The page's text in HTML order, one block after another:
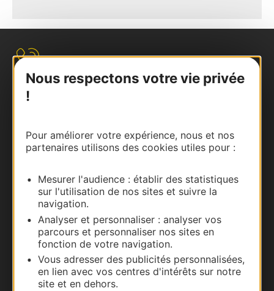
Nous respectons votre vie privée
!
Pour améliorer votre expérience, nous et nos
partenaires utilisons des cookies utiles pour :
Mesurer l'audience : établir des statistiques
sur l'utilisation de nos sites et suivre la
navigation.
Analyser et personnaliser : analyser vos
parcours et personnaliser nos sites en
fonction de votre navigation.
Vous adresser des publicités personnalisées,
en lien avec vos centres d'intérêts sur notre
site et en dehors.
Nous contacter
Carte interactive
Thermalisme
Business/Mice